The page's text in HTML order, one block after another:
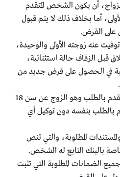
أن يكون الشخص المتقدم
أما بخلاف ذلك لا يتم قبول
على القرض.
عنه زوجته الأولى والوحيدة،
قبل الزفاف حالة استثنائية،
في الحصول على قرض جديد من
ألا يقل عمر الشخص المتقدم بالطلب وهو الزوج عن سن 18
بالطلب بنفسه دون توكيل أي
المطلوبة، والتي تنص
بالبنك التابع له الشخص.
الضمانات المطلوبة التي تثبت